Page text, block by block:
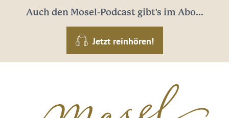
Auch den Mosel-Podcast gibt's im Abo...
Jetzt reinhören!